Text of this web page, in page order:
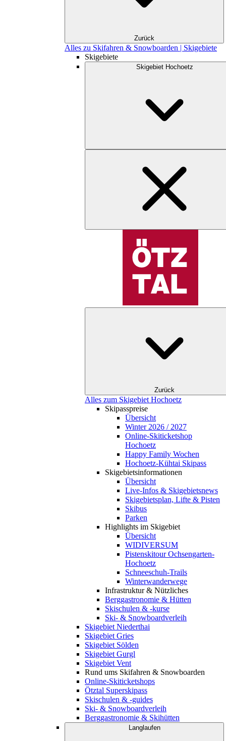
Zurück
Alles zu Skifahren & Snowboarden | Skigebiete
Skigebiete
Skigebiet Hochoetz
Zurück
Alles zum Skigebiet Hochoetz
Skipasspreise
Übersicht
Winter 2026 / 2027
Online-Skiticketshop
Hochoetz
Happy Family Wochen
Hochoetz-Kühtai Skipass
Skigebietsinformationen
Übersicht
Live-Infos & Skigebietsnews
Skigebietsplan, Lifte & Pisten
Skibus
Parken
Highlights im Skigebiet
Übersicht
WIDIVERSUM
Pistenskitour Ochsengarten-
Hochoetz
Schneeschuh-Trails
Winterwanderwege
Infrastruktur & Nützliches
Berggastronomie & Hütten
Skischulen & -kurse
Ski- & Snowboardverleih
Skigebiet Niederthai
Skigebiet Gries
Skigebiet Sölden
Skigebiet Gurgl
Skigebiet Vent
Rund ums Skifahren & Snowboarden
Online-Skiticketshops
Ötztal Superskipass
Skischulen & -guides
Ski- & Snowboardverleih
Berggastronomie & Skihütten
Langlaufen